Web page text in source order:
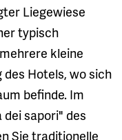
Liegewiese
typisch
kleine
des Hotels, wo sich
befinde. Im
sapori" des
Sie traditionelle